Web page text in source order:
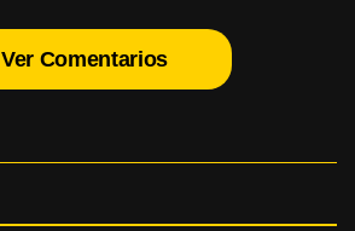
Ver Comentarios